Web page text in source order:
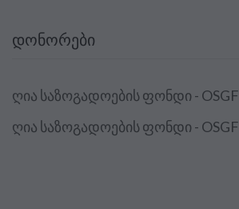
ᲓᲝᲜᲝᲠᲔᲑᲘ
ღია საზოგადოების ფონდი - OSGF
ღია საზოგადოების ფონდი - OSGF